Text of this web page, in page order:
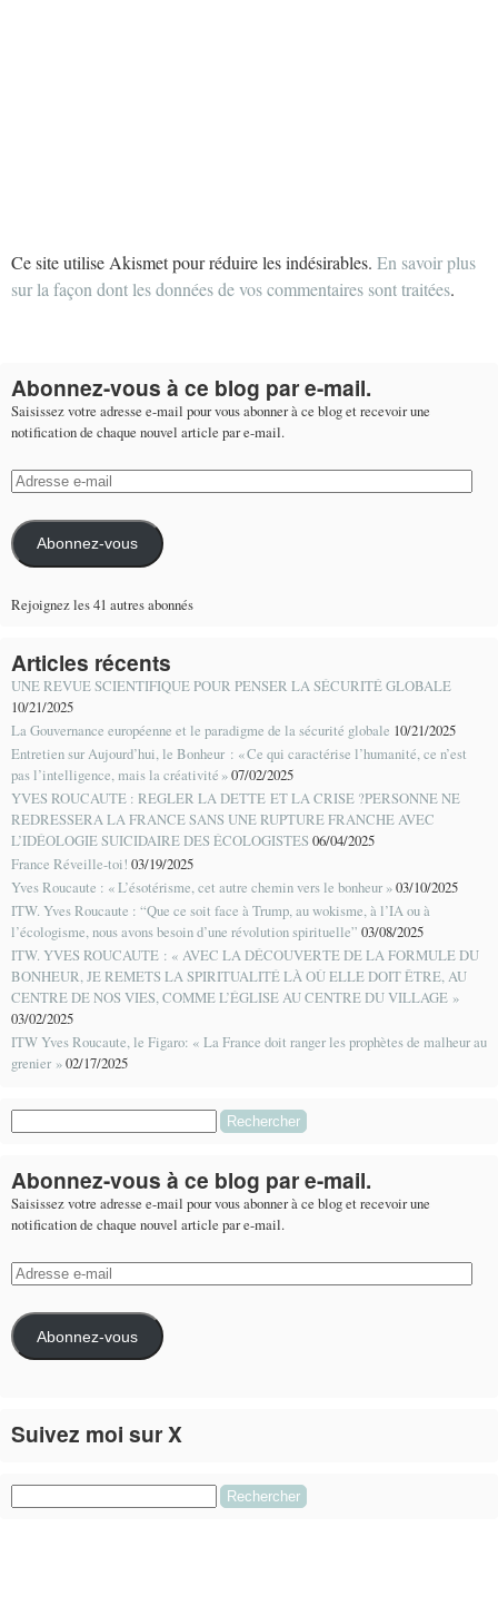
Ce site utilise Akismet pour réduire les indésirables. En savoir plus
sur la façon dont les données de vos commentaires sont traitées.
Abonnez-vous à ce blog par e-mail.
Saisissez votre adresse e-mail pour vous abonner à ce blog et recevoir une
notification de chaque nouvel article par e-mail.
Adresse
e-
mail
Abonnez-vous
Rejoignez les 41 autres abonnés
Articles récents
UNE REVUE SCIENTIFIQUE POUR PENSER LA SÉCURITÉ GLOBALE
10/21/2025
La Gouvernance européenne et le paradigme de la sécurité globale 10/21/2025
Entretien sur Aujourd’hui, le Bonheur : « Ce qui caractérise l’humanité, ce n’est
pas l’intelligence, mais la créativité »07/02/2025
YVES ROUCAUTE : REGLER LA DETTE ET LA CRISE ?PERSONNE NE
REDRESSERA LA FRANCE SANS UNE RUPTURE FRANCHE AVEC
L’IDÉOLOGIE SUICIDAIRE DES ÉCOLOGISTES06/04/2025
France Réveille-toi! 03/19/2025
Yves Roucaute : « L’ésotérisme, cet autre chemin vers le bonheur »03/10/2025
ITW. Yves Roucaute : “Que ce soit face à Trump, au wokisme, à l’IA ou à
l’écologisme, nous avons besoin d’une révolution spirituelle” 03/08/2025
ITW. YVES ROUCAUTE : « AVEC LA DÉCOUVERTE DE LA FORMULE DU
BONHEUR, JE REMETS LA SPIRITUALITÉ LÀ OÙ ELLE DOIT ÊTRE, AU
CENTRE DE NOS VIES, COMME L’ÉGLISE AU CENTRE DU VILLAGE »
03/02/2025
ITW Yves Roucaute, le Figaro: « La France doit ranger les prophètes de malheur au
grenier »02/17/2025
Abonnez-vous à ce blog par e-mail.
Saisissez votre adresse e-mail pour vous abonner à ce blog et recevoir une
notification de chaque nouvel article par e-mail.
Adresse
e-
mail
Abonnez-vous
Suivez moi sur X